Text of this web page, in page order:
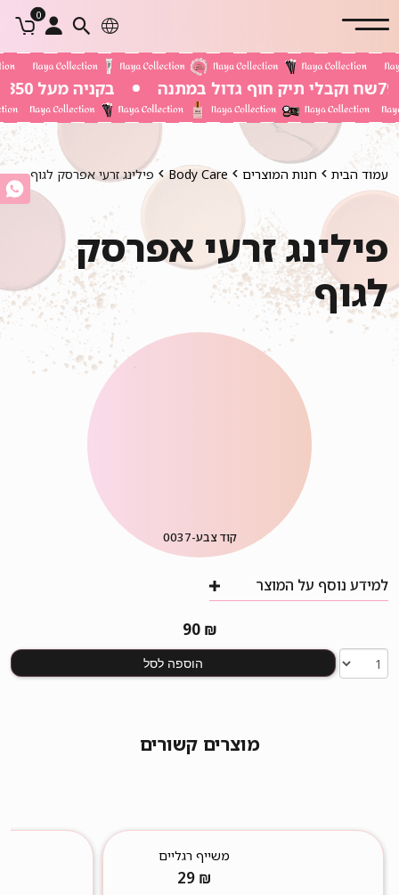
0
בקניה מעל 350 שח משלוח חינם
עמוד הבית חנות המוצרים Body Care פילינג זרעי אפרסק לגוף
פילינג זרעי אפרסק
לגוף
קוד צבע-0037
למידע נוסף על המוצר
90 ₪
הוספה לסל
מוצרים קשורים
משייף רגליים
29 ₪